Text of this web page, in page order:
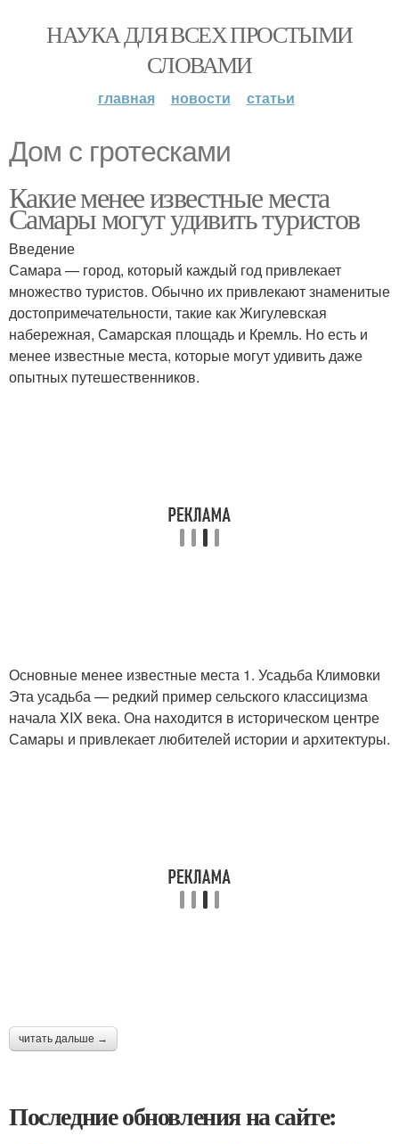
НАУКА ДЛЯ ВСЕХ ПРОСТЫМИ
СЛОВАМИ
главная новости статьи
Дом с гротесками
Какие менее известные места
Самары могут удивить туристов
Введение
Самара — город, который каждый год привлекает
множество туристов. Обычно их привлекают знаменитые
достопримечательности, такие как Жигулевская
набережная, Самарская площадь и Кремль. Но есть и
менее известные места, которые могут удивить даже
опытных путешественников.
Основные менее известные места 1. Усадьба Климовки
Эта усадьба — редкий пример сельского классицизма
начала XIX века. Она находится в историческом центре
Самары и привлекает любителей истории и архитектуры.
читать дальше →
Последние обновления на сайте: